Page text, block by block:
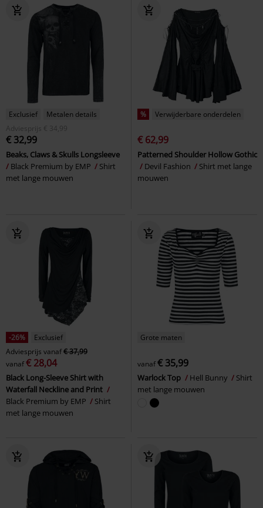
Exclusief
Metalen details
Adviesprijs
€ 34,99
€ 32,99
Beaks, Claws & Skulls Longsleeve
Black Premium by EMP
Shirt
met lange mouwen
% Verwijderbare onderdelen
€ 62,99
Patterned Shoulder Hollow Gothic
Devil Fashion
Shirt met lange
mouwen
-26%
Exclusief
Adviesprijs vanaf€ 37,99
vanaf€ 28,04
Black Long-Sleeve Shirt with
Waterfall Neckline and Print
Black Premium by EMP
Shirt
met lange mouwen
Grote maten
vanaf€ 35,99
Warlock Top Hell Bunny
Shirt
met lange mouwen